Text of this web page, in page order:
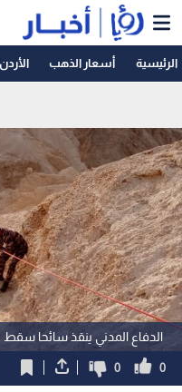
الرئيسية أسعار الذهب الأردن
الدفاع المدني ينقذ سائحا
0
0